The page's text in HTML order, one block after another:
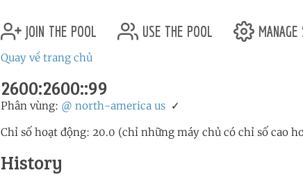
join the pool use the pool
Quay về trang chủ
2600:2600::99
Phân vùng: @ north-america us ✓
Chỉ số hoạt động: 20.0 (chỉ những máy chủ có chỉ số cao
History